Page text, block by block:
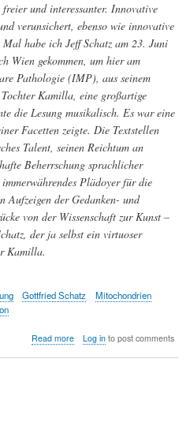
und interessanter. Innovative
verunsichert, ebenso wie innovative
Mal habe ich Jeff Schatz am 23. Juni
Wien gekommen, um hier am
Pathologie (IMP), aus seinem
Kamilla, eine großartige
die Lesung musikalisch. Es war eine
Facetten zeigte. Die Textstellen
Talent, seinen Reichtum an
Beherrschung sprachlicher
Plädoyer für die
Aufzeigen der Gedanken- und
von der Wissenschaft zur Kunst –
der ja selbst ein virtuoser
Kamilla.
Gottfried Schatz
Mitochondrien
Read moreabout
Log into post comments